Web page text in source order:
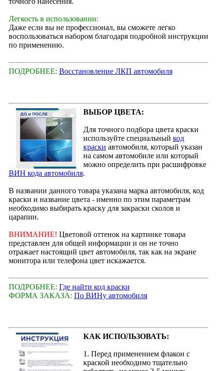
Легкость в использовании:
Даже если вы не профессионал, вы сможете легко
воспользоваться набором благодаря подробной инструкции
по применению.
ПОДРОБНЕЕ: Восстановление ЛКП автомобиля
ВЫБОР ЦВЕТА:
Для точного подбора цвета краски
используйте специальный код
краски автомобиля, который указан
на самом автомобиле или который
можно определить при расшифровке
ВИН кода автомобиля.
В названии данного товара указана марка автомобиля, код
краски и название цвета - именно по этим параметрам
необходимо выбирать краску для закраски сколов и
царапин.
ВНИМАНИЕ! Цветовой оттенок на картинке товара
представлен для общей информации и он не точно
отражает настоящий цвет автомобиля, так как на экране
монитора или телефона цвет искажается.
ПОДРОБНЕЕ: Где найти код краски
ФОРМА ЗАКАЗА: По ВИНу автомобиля
КАК ИСПОЛЬЗОВАТЬ:
1. Перед применением флакон с
краской необходимо тщательно